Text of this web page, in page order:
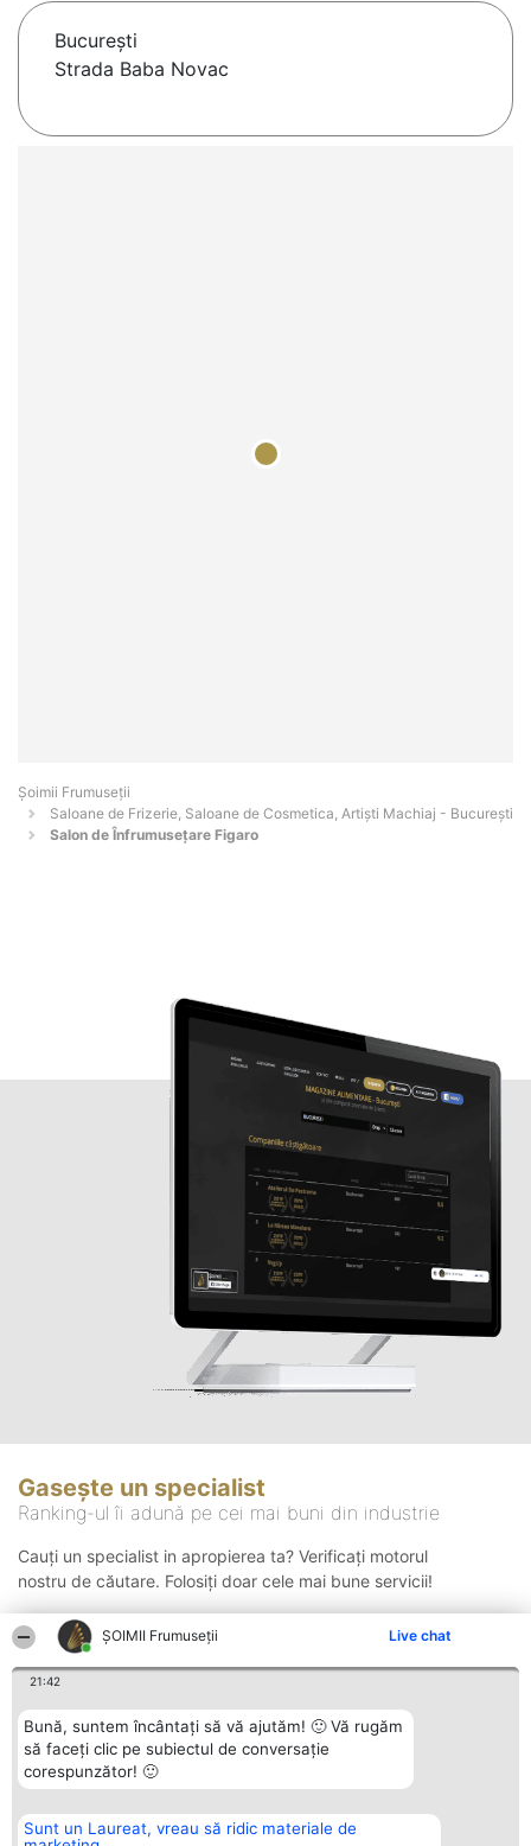
ȘOIMII Frumuseții Live chat
21:42
Bună, suntem încântați să vă ajutăm! 🙂 Vă rugăm
să faceți clic pe subiectul de conversație
corespunzător! 🙂
Sunt un Laureat, vreau să ridic materiale de
Bucureşti
Strada Baba Novac
Șoimii Frumuseții
Saloane de Frizerie, Saloane de Cosmetica, Artiști Machiaj - Bucureşti
Salon de Înfrumusețare Figaro
Gasește un specialist
Ranking-ul îi adună pe cei mai buni din industrie
Cauți un specialist in apropierea ta? Verificați motorul
nostru de căutare. Folosiți doar cele mai bune servicii!
Organizator Ranking Plebiscyt Contact